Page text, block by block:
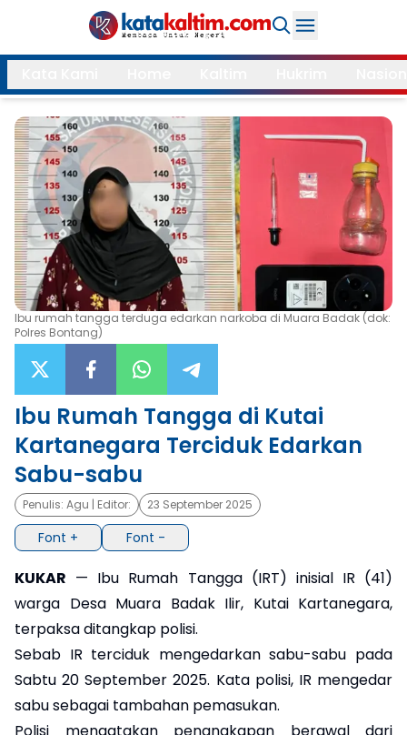
Daerah
Kukar
Samarinda
Bontang
Balikpapan
Kubar
Kutim
PPU
Mahulu
Paser
Berau
More
Internasional
Feature
Opini
×
Search
Ibu rumah tangga terduga edarkan narkoba di Muara Badak (dok:
Polres Bontang)
Ibu Rumah Tangga di Kutai
Kartanegara Terciduk Edarkan
Sabu-sabu
Penulis: Agu | Editor: 23 September 2025
Font + Font -
KUKAR — Ibu Rumah Tangga (IRT) inisial IR (41)
warga Desa Muara Badak Ilir, Kutai Kartanegara,
terpaksa ditangkap polisi.
Sebab IR terciduk mengedarkan sabu-sabu pada
Sabtu 20 September 2025. Kata polisi, IR mengedar
sabu sebagai tambahan pemasukan.